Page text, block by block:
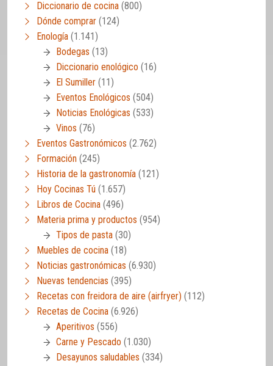
Diccionario de cocina (800)
Dónde comprar (124)
Enología (1.141)
Bodegas (13)
Diccionario enológico (16)
El Sumiller (11)
Eventos Enológicos (504)
Noticias Enológicas (533)
Vinos (76)
Eventos Gastronómicos (2.762)
Formación (245)
Historia de la gastronomía (121)
Hoy Cocinas Tú (1.657)
Libros de Cocina (496)
Materia prima y productos (954)
Tipos de pasta (30)
Muebles de cocina (18)
Noticias gastronómicas (6.930)
Nuevas tendencias (395)
Recetas con freidora de aire (airfryer) (112)
Recetas de Cocina (6.926)
Aperitivos (556)
Carne y Pescado (1.030)
Desayunos saludables (334)